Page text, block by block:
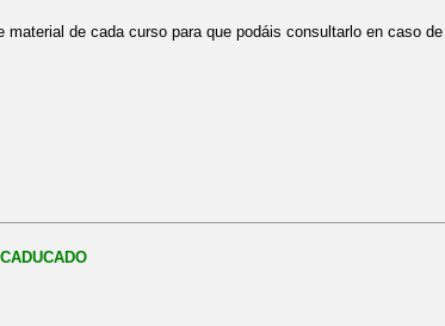
de cada curso para que podáis consultarlo en caso
CADUCADO